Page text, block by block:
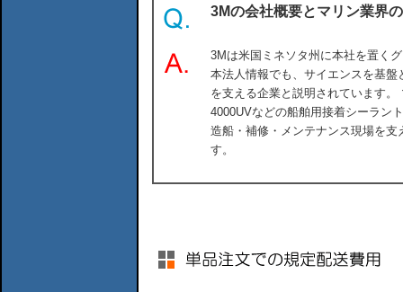
3Mの会社概要とマリン業界
3Mは米国ミネソタ州に本社を置く
本法人情報でも、サイエンスを基
を支える企業と説明されています
4000UVなどの船舶用接着シーラン
造船・補修・メンテナンス現場を
す。